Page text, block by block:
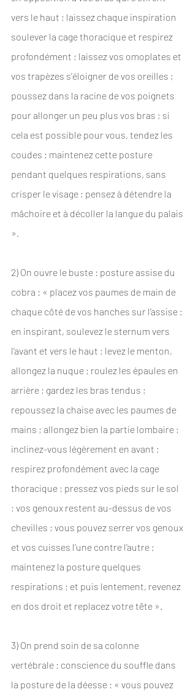
vers le haut ; laissez chaque inspiration
soulever la cage thoracique et respirez
profondément ; laissez vos omoplates et
vos trapèzes s’éloigner de vos oreilles ;
poussez dans la racine de vos poignets
pour allonger un peu plus vos bras ; si
cela est possible pour vous, tendez les
coudes ; maintenez cette posture
pendant quelques respirations, sans
crisper le visage ; pensez à détendre la
mâchoire et à décoller la langue du palais
».
2) On ouvre le buste : posture assise du
cobra : « placez vos paumes de main de
chaque côté de vos hanches sur l’assise ;
en inspirant, soulevez le sternum vers
l’avant et vers le haut ; levez le menton,
allongez la nuque ; roulez les épaules en
arrière ; gardez les bras tendus ;
repoussez la chaise avec les paumes de
mains ; allongez bien la partie lombaire ;
inclinez-vous légèrement en avant ;
respirez profondément avec la cage
thoracique ; pressez vos pieds sur le sol
; vos genoux restent au-dessus de vos
chevilles ; vous pouvez serrer vos genoux
et vos cuisses l’une contre l’autre ;
maintenez la posture quelques
respirations ; et puis lentement, revenez
en dos droit et replacez votre tête ».
3) On prend soin de sa colonne
vertébrale : conscience du souffle dans
la posture de la déesse : « vous pouvez